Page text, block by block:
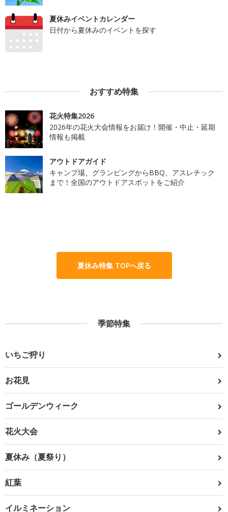
夏休みイベントカレンダー
日付から夏休みのイベントを探す
おすすめ特集
花火特集2026
2026年の花火大会情報をお届け！開催・中止・延期
情報も掲載
アウトドアガイド
キャンプ場、グランピングからBBQ、アスレチック
まで！全国のアウトドアスポットをご紹介
夏休み特集 TOPへ戻る
季節特集
いちご狩り
お花見
ゴールデンウィーク
花火大会
夏休み（夏祭り）
紅葉
イルミネーション